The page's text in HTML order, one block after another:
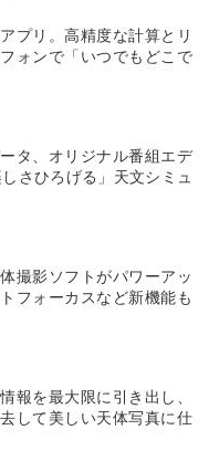
プリ。高精度な計算とリ
ォンで「いつでもどこで
タ、オリジナル番組エデ
さひろげる」天文シミュ
撮影ソフトがパワーアッ
フォーカスなど新機能も
報を最大限に引き出し、
して美しい天体写真に仕